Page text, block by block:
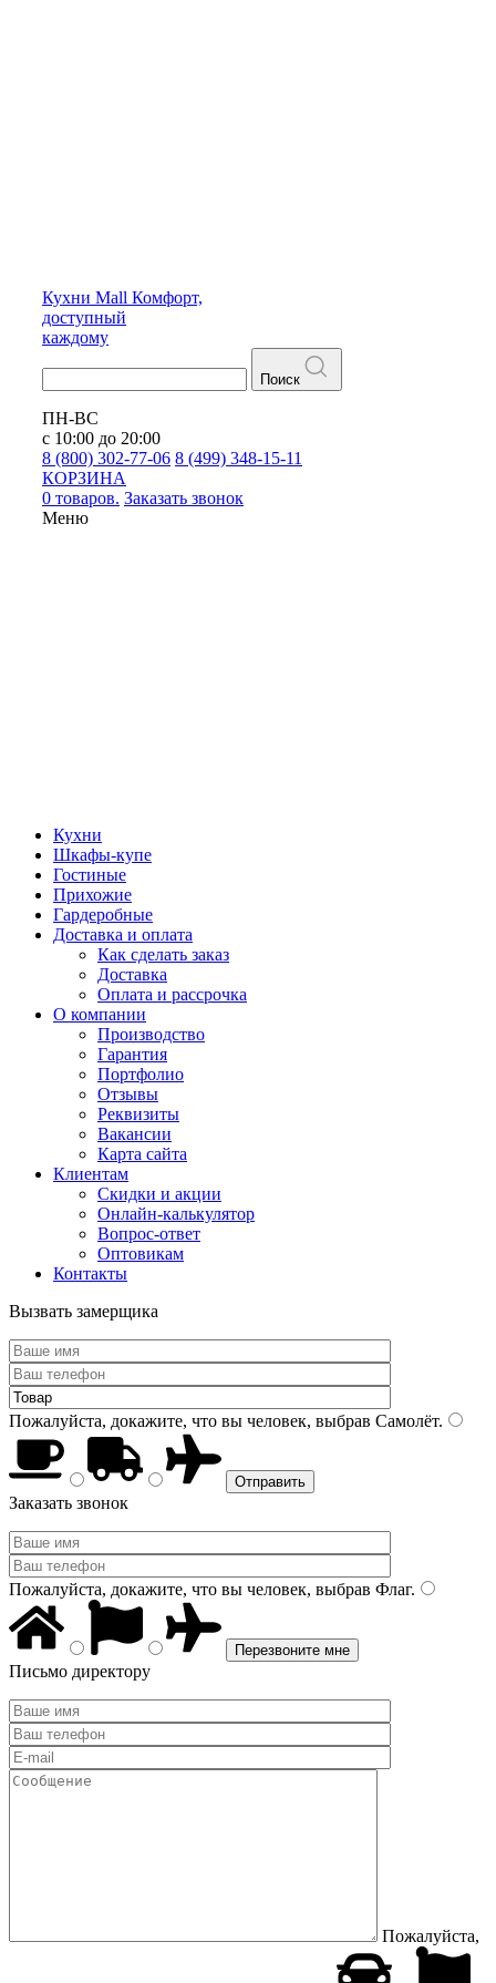
Кухни Mall Комфорт,
доступный
каждому
Поиск
ПН-ВС
с 10:00 до 20:00
8 (800) 302-77-06 8 (499) 348-15-11
КОРЗИНА
0 товаров. Заказать звонок
Меню
Кухни
Шкафы-купе
Гостиные
Прихожие
Гардеробные
Доставка и оплата
Как сделать заказ
Доставка
Оплата и рассрочка
О компании
Производство
Гарантия
Портфолио
Отзывы
Реквизиты
Вакансии
Карта сайта
Клиентам
Скидки и акции
Онлайн-калькулятор
Вопрос-ответ
Оптовикам
Контакты
Вызвать замерщика
Пожалуйста, докажите, что вы человек, выбрав Самолёт.
Заказать звонок
Пожалуйста, докажите, что вы человек, выбрав Флаг.
Письмо директору
Пожалуйста,